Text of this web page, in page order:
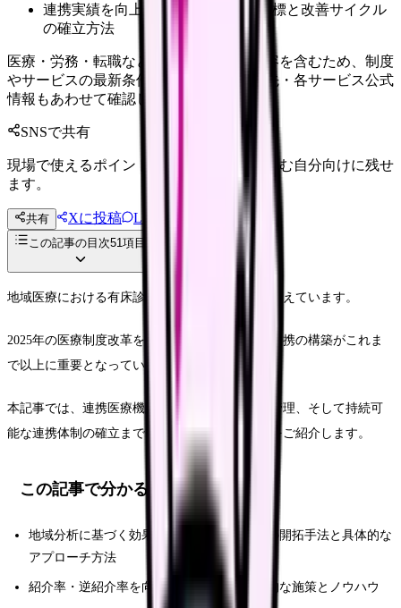
連携実績を向上させるための評価指標と改善サイクル
の確立方法
医療・労務・転職など判断に影響する内容を含むため、制度
やサービスの最新条件は公的機関・勤務先・各サービス公式
情報もあわせて確認してください。
SNSで共有
現場で使えるポイントを、同僚やあとで読む自分向けに残せ
ます。
共有 Xに投稿 LINE
投稿文コピー
この記事の目次51項目
地域医療における有床診療所の役割が変革期を迎えています。
2025年の医療制度改革を見据え、効果的な医療連携の構築がこれま
で以上に重要となっています。
本記事では、連携医療機関の開拓から紹介患者管理、そして持続可
能な連携体制の確立まで、実践的なアプローチをご紹介します。
この記事で分かること
地域分析に基づく効果的な連携先医療機関の開拓手法と具体的な
アプローチ方法
紹介率・逆紹介率を向上させるための具体的な施策とノウハウ